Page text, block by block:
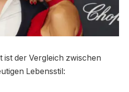
ist der Vergleich zwischen
Lebensstil: